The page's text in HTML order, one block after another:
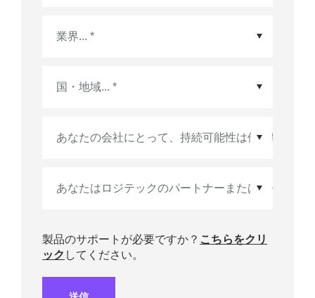
国・地域
製品のサポートが必要ですか？ こちらをクリ
ック してください。